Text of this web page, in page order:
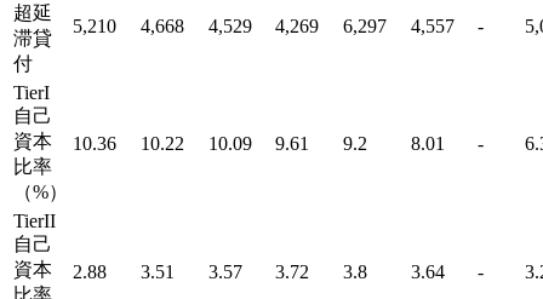
超延
滞貸
付
5,210 4,668 4,529 4,269 6,297 4,557 -
TierI
自己
資本
比率
（%）
10.36 10.22 10.09 9.61 9.2 8.01 -
TierII
自己
資本
比率
2.88 3.51 3.57 3.72 3.8 3.64 -